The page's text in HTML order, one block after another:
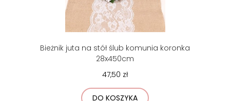
Bieżnik juta na stół ślub komunia koronka
28x450cm
47,50 zł
DO KOSZYKA